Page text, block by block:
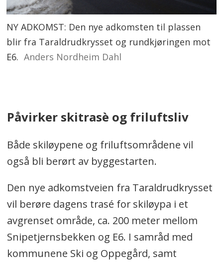
NY ADKOMST: Den nye adkomsten til plassen
blir fra Taraldrudkrysset og rundkjøringen mot
E6. Anders Nordheim Dahl
Påvirker skitrasè og friluftsliv
Både skiløypene og friluftsområdene vil
også bli berørt av byggestarten.
Den nye adkomstveien fra Taraldrudkrysset
vil berøre dagens trasé for skiløypa i et
avgrenset område, ca. 200 meter mellom
Snipetjernsbekken og E6. I samråd med
kommunene Ski og Oppegård, samt